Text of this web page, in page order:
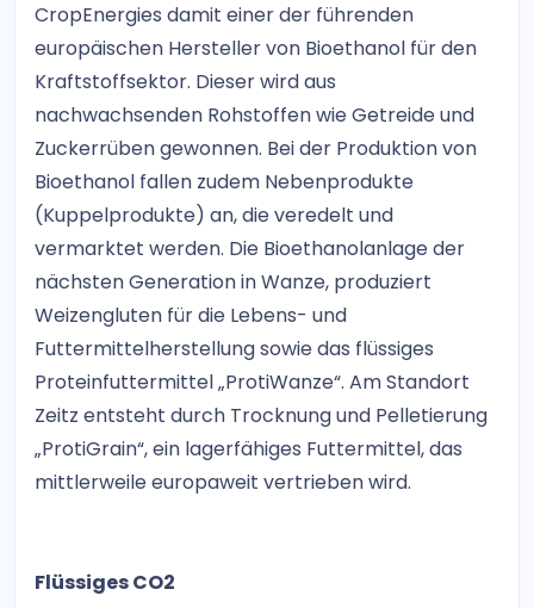
CropEnergies damit einer der führenden
europäischen Hersteller von Bioethanol für den
Kraftstoffsektor. Dieser wird aus
nachwachsenden Rohstoffen wie Getreide und
Zuckerrüben gewonnen. Bei der Produktion von
Bioethanol fallen zudem Nebenprodukte
(Kuppelprodukte) an, die veredelt und
vermarktet werden. Die Bioethanolanlage der
nächsten Generation in Wanze, produziert
Weizengluten für die Lebens- und
Futtermittelherstellung sowie das flüssiges
Proteinfuttermittel „ProtiWanze“. Am Standort
Zeitz entsteht durch Trocknung und Pelletierung
„ProtiGrain“, ein lagerfähiges Futtermittel, das
mittlerweile europaweit vertrieben wird.
Flüssiges CO2